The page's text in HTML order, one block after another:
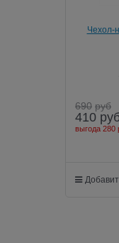
Чехол-
690 руб
410
выгода 280